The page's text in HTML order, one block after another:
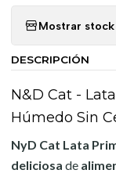
Mostrar
DESCRIPCIÓN
N&D Cat -
Húmedo Sin
NyD Cat Lata
deliciosa de